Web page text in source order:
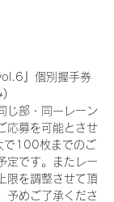
』個別握手券
)
じ部・同一レーン
応募を可能とさせ
で100枚までのご
定です。またレー
限を調整させて頂
予めご了承くださ